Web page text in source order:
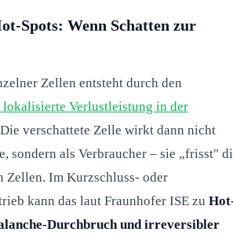
Spots: Wenn Schatten zur
Zellen entsteht durch den
lokalisierte Verlustleistung in der
verschattete Zelle wirkt dann nicht
sondern als Verbraucher – sie „frisst"
Zellen. Im Kurzschluss- oder
kann das laut Fraunhofer ISE zu
Durchbruch und irreversibler